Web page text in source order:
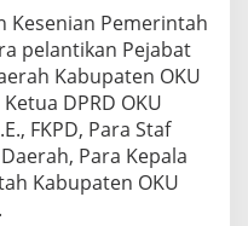
Kesenian Pemerintah
pelantikan Pejabat
Kabupaten OKU
DPRD OKU
FKPD, Para Staf
Para Kepala
Kabupaten OKU